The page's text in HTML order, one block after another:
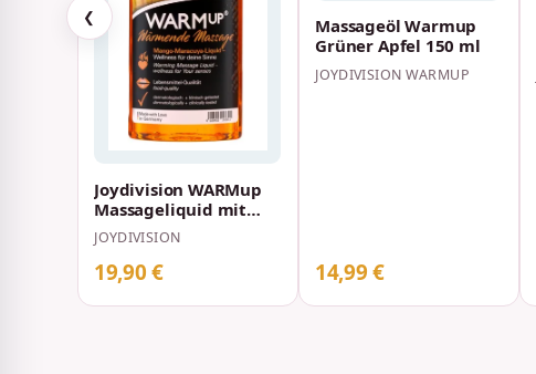
❮
Joydivision WARMup
Massageliquid mit
Wärme-Effekt und
Mango/Maracuja A…
JOYDIVISION
19,90 €
Massageöl Warmup
Grüner Apfel 150 ml
JOYDIVISION WARMUP
14,99 €